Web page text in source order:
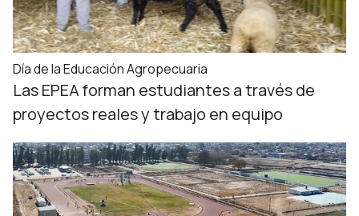
Día de la Educación Agropecuaria
Las EPEA forman estudiantes a través de
proyectos reales y trabajo en equipo